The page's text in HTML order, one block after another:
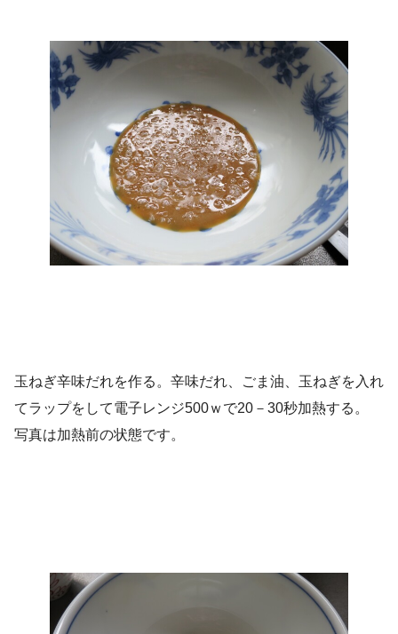
玉ねぎ辛味だれを作る。辛味だれ、ごま油、玉ねぎを入れ
てラップをして電子レンジ500ｗで20－30秒加熱する。
写真は加熱前の状態です。